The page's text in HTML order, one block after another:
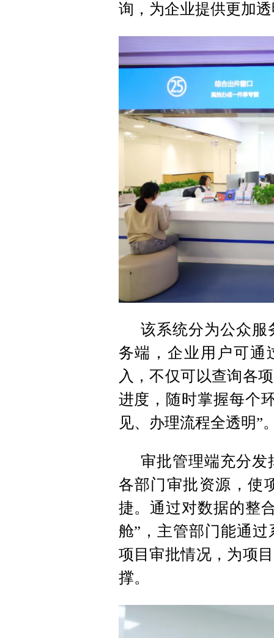
询，为企业提供更加
该系统分为公众服
务端，企业用户可通
入，不仅可以查询各
进度，随时掌握每个
见、办理流程全透明”
审批管理端充分
各部门审批资源，使
捷。通过对数据的整
舱”，主管部门能通
项目审批情况，为项
撑。